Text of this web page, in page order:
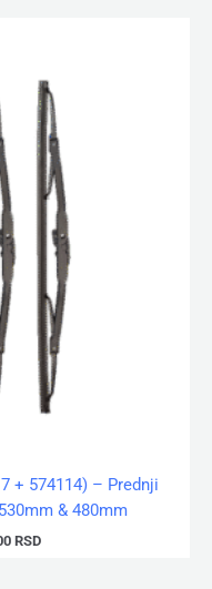
+ 574114) – Prednji
& 480mm
RSD